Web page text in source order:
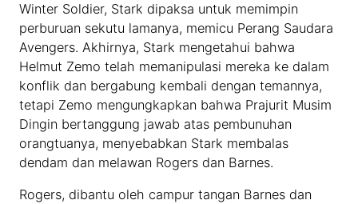
Winter Soldier, Stark dipaksa untuk memimpin
perburuan sekutu lamanya, memicu Perang Saudara
Avengers. Akhirnya, Stark mengetahui bahwa
Helmut Zemo telah memanipulasi mereka ke dalam
konflik dan bergabung kembali dengan temannya,
tetapi Zemo mengungkapkan bahwa Prajurit Musim
Dingin bertanggung jawab atas pembunuhan
orangtuanya, menyebabkan Stark membalas
dendam dan melawan Rogers dan Barnes.
Rogers, dibantu oleh campur tangan Barnes dan